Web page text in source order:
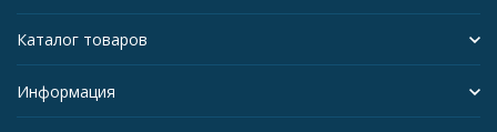
Каталог товаров
Информация